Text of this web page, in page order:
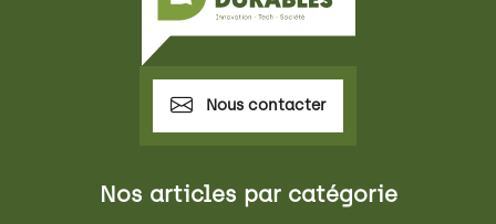
Nous contacter
Nos articles par catégorie